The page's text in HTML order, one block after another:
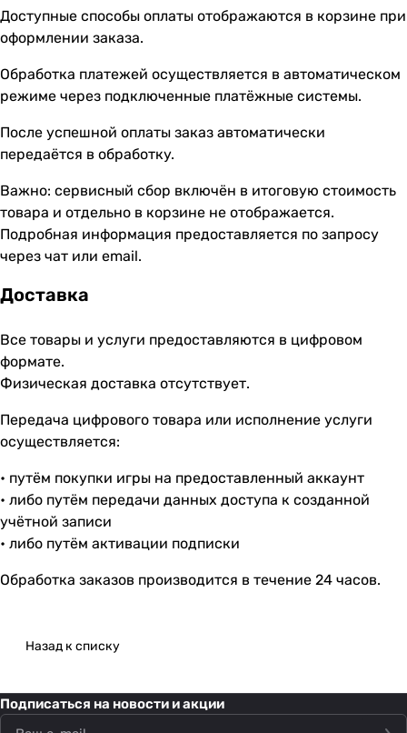
Доступные способы оплаты отображаются в корзине при
оформлении заказа.
Обработка платежей осуществляется в автоматическом
режиме через подключенные платёжные системы.
После успешной оплаты заказ автоматически
передаётся в обработку.
Важно: сервисный сбор включён в итоговую стоимость
товара и отдельно в корзине не отображается.
Подробная информация предоставляется по запросу
через чат или email.
Доставка
Все товары и услуги предоставляются в цифровом
формате.
Физическая доставка отсутствует.
Передача цифрового товара или исполнение услуги
осуществляется:
• путём покупки игры на предоставленный аккаунт
• либо путём передачи данных доступа к созданной
учётной записи
• либо путём активации подписки
Обработка заказов производится в течение 24 часов.
Назад к списку
Подписаться на новости и акции